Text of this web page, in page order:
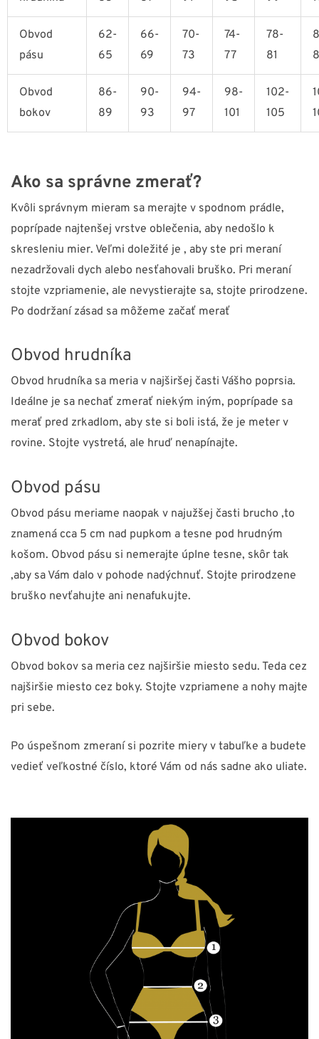
Obvod
pásu
62-
65
66-
69
70-
73
74-
77
78-
81
Obvod
bokov
86-
89
90-
93
94-
97
98-
101
102-
105
Ako sa správne zmerať?
Kvôli správnym mieram sa merajte v spodnom prádle,
poprípade najtenšej vrstve oblečenia, aby nedošlo k
skresleniu mier. Veľmi doležité je , aby ste pri meraní
nezadržovali dych alebo nesťahovali bruško. Pri meraní
stojte vzpriamenie, ale nevystierajte sa, stojte prirodzene.
Po dodržaní zásad sa môžeme začať merať
Obvod hrudníka
Obvod hrudníka sa meria v najširšej časti Vášho poprsia.
Ideálne je sa nechať zmerať niekým iným, poprípade sa
merať pred zrkadlom, aby ste si boli istá, že je meter v
rovine. Stojte vystretá, ale hruď nenapínajte.
Obvod pásu
Obvod pásu meriame naopak v najužšej časti brucho ,to
znamená cca 5 cm nad pupkom a tesne pod hrudným
košom. Obvod pásu si nemerajte úplne tesne, skôr tak
,aby sa Vám dalo v pohode nadýchnuť. Stojte prirodzene
bruško nevťahujte ani nenafukujte.
Obvod bokov
Obvod bokov sa meria cez najširšie miesto sedu. Teda cez
najširšie miesto cez boky. Stojte vzpriamene a nohy majte
pri sebe.
Po úspešnom zmeraní si pozrite miery v tabuľke a budete
vedieť veľkostné číslo, ktoré Vám od nás sadne ako uliate.